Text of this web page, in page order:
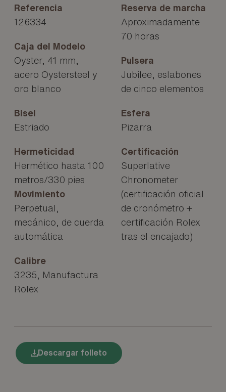
Referencia
126334
Caja del Modelo
Oyster, 41 mm,
acero Oystersteel y
oro blanco
Bisel
Estriado
Hermeticidad
Hermético hasta 100
metros/330 pies
Movimiento
Perpetual,
mecánico, de cuerda
automática
Calibre
3235, Manufactura
Rolex
Reserva de marcha
Aproximadamente
70 horas
Pulsera
Jubilee, eslabones
de cinco elementos
Esfera
Pizarra
Certificación
Superlative
Chronometer
(certificación oficial
de cronómetro +
certificación Rolex
tras el encajado)
Descargar folleto